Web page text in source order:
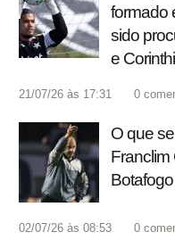
formado
sido
e
21/07/26 às 17:31 0
O que
Botafogo
02/07/26 às 08:53 0